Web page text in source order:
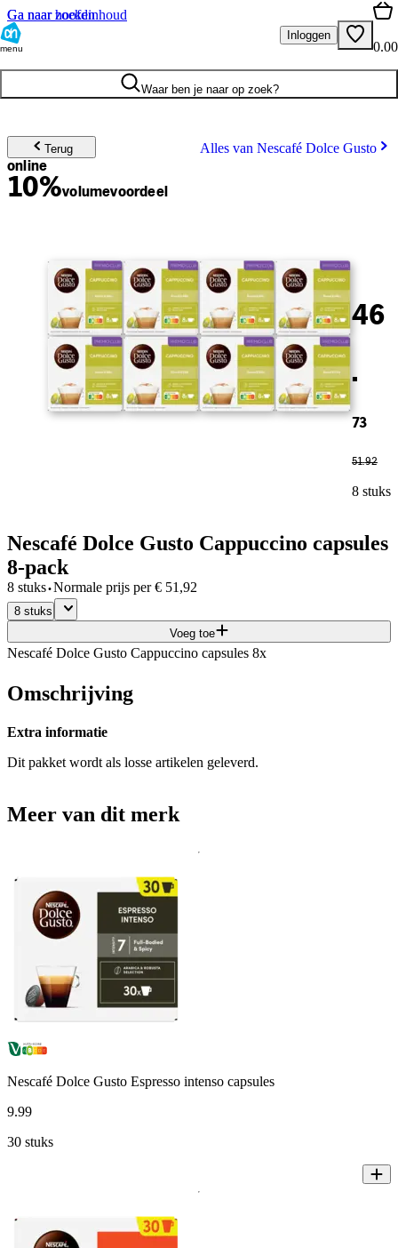
Ga naar hoofdinhoud
Ga naar zoeken
menu
Inloggen
0.00
Waar ben je naar op zoek?
Terug Alles van Nescafé Dolce Gusto
online
10%volumevoordeel
46
.
73
51.92
8 stuks
Nescafé Dolce Gusto Cappuccino capsules
8-pack
8 stuks·Normale prijs per € 51,92
8 stuks
Voeg toe
Nescafé Dolce Gusto Cappuccino capsules 8x
Omschrijving
Extra informatie
Dit pakket wordt als losse artikelen geleverd.
Meer van dit merk
Nescafé Dolce Gusto Espresso intenso capsules
9.99
30 stuks